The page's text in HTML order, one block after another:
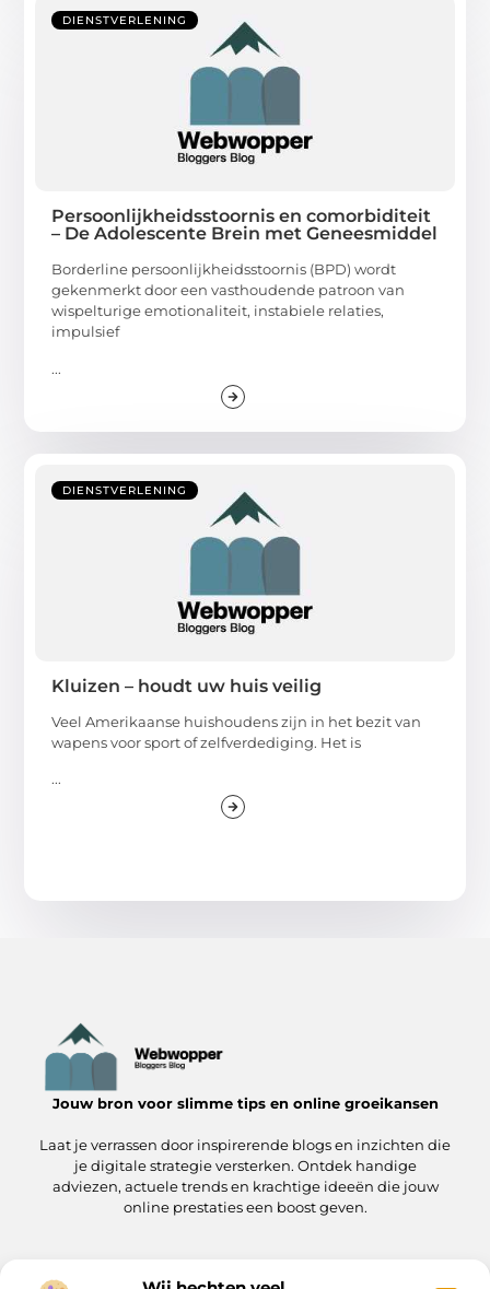
DIENSTVERLENING
Persoonlijkheidsstoornis en comorbiditeit
– De Adolescente Brein met Geneesmiddel
Borderline persoonlijkheidsstoornis (BPD) wordt
gekenmerkt door een vasthoudende patroon van
wispelturige emotionaliteit, instabiele relaties,
impulsief
...
DIENSTVERLENING
Kluizen – houdt uw huis veilig
Veel Amerikaanse huishoudens zijn in het bezit van
wapens voor sport of zelfverdediging. Het is
...
Jouw bron voor slimme tips en online groeikansen
Laat je verrassen door inspirerende blogs en inzichten die
je digitale strategie versterken. Ontdek handige
adviezen, actuele trends en krachtige ideeën die jouw
online prestaties een boost geven.